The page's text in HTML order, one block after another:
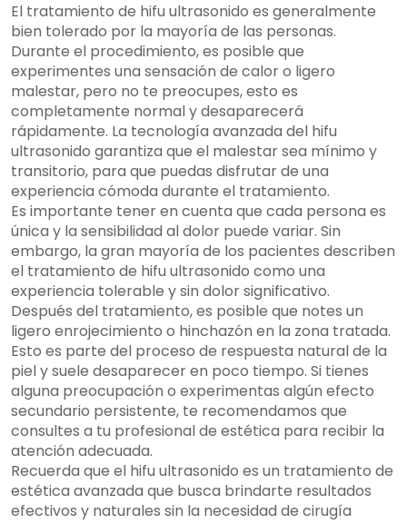
El tratamiento de hifu ultrasonido es generalmente
bien tolerado por la mayoría de las personas.
Durante el procedimiento, es posible que
experimentes una sensación de calor o ligero
malestar, pero no te preocupes, esto es
completamente normal y desaparecerá
rápidamente. La tecnología avanzada del hifu
ultrasonido garantiza que el malestar sea mínimo y
transitorio, para que puedas disfrutar de una
experiencia cómoda durante el tratamiento.
Es importante tener en cuenta que cada persona es
única y la sensibilidad al dolor puede variar. Sin
embargo, la gran mayoría de los pacientes describen
el tratamiento de hifu ultrasonido como una
experiencia tolerable y sin dolor significativo.
Después del tratamiento, es posible que notes un
ligero enrojecimiento o hinchazón en la zona tratada.
Esto es parte del proceso de respuesta natural de la
piel y suele desaparecer en poco tiempo. Si tienes
alguna preocupación o experimentas algún efecto
secundario persistente, te recomendamos que
consultes a tu profesional de estética para recibir la
atención adecuada.
Recuerda que el hifu ultrasonido es un tratamiento de
estética avanzada que busca brindarte resultados
efectivos y naturales sin la necesidad de cirugía